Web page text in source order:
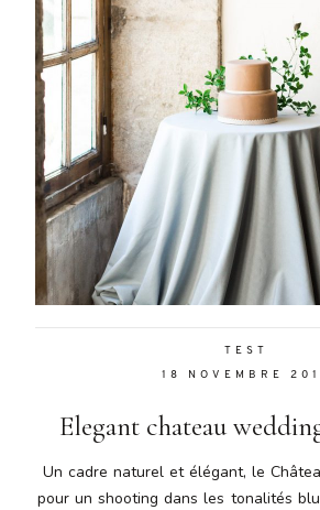
TEST
18 NOVEMBRE
Elegant chateau
Un cadre naturel et élégant, le
pour un shooting dans les tonalités